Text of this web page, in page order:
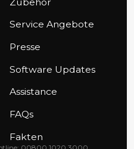
Service Angebote
Presse
Software Updates
Assistance
FAQs
Fakten